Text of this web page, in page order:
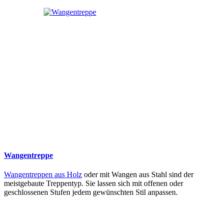
Wangentreppe
Wangentreppen aus Holz oder mit Wangen aus Stahl sind der
meistgebaute Treppentyp. Sie lassen sich mit offenen oder
geschlossenen Stufen jedem gewünschten Stil anpassen.